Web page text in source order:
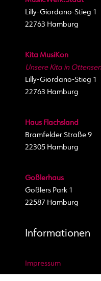
Lilly-Giordano-Stieg 1
22763 Hamburg
Kita MusiKon
Unsere Kita in
Lilly-Giordano-Stieg 1
22763 Hamburg
Haus Flachsland
Bramfelder Straße 9
22305 Hamburg
Goßlerhaus
Goßlers Park 1
22587 Hamburg
Informationen
Impressum